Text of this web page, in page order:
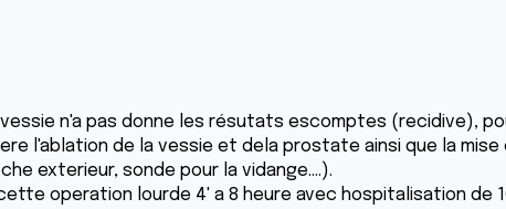
vessie n'a pas donne les résutats escomptes (recidive),
l'ablation de la vessie et dela prostate ainsi que la mise
exterieur, sonde pour la vidange....).
operation lourde 4' a 8 heure avec hospitalisation de